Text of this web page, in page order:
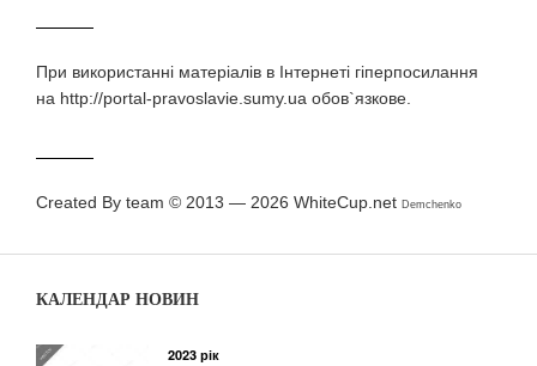
При використаннi матерiалiв в Iнтернетi гiперпосилання
на http://portal-pravoslavie.sumy.ua обов`язкове.
Created By team © 2013 — 2026 WhiteCup.net Demchenko
КАЛЕНДАР НОВИН
2023 рік